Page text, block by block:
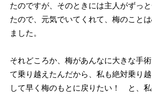
たのですが、そのときには主人がずっ
たので、元気でいてくれて、梅のこと
ました。
それどころか、梅があんなに大きな手
て乗り越えたんだから、私も絶対乗り
して早く梅のもとに戻りたい！ と、